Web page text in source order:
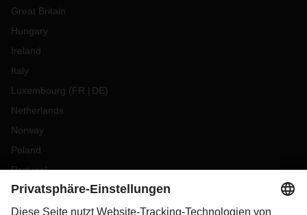
Great Britain
Hungary
Ireland
Italy
Luxembourg (FR DE)
Netherlands
Norway
Poland
Portugal
Romania
Slovakia